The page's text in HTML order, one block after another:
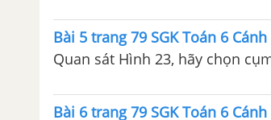
Bài 5 trang 79 SGK Toán 6
Quan sát Hình 23, hãy chọn
Bài 6 trang 79 SGK Toán 6